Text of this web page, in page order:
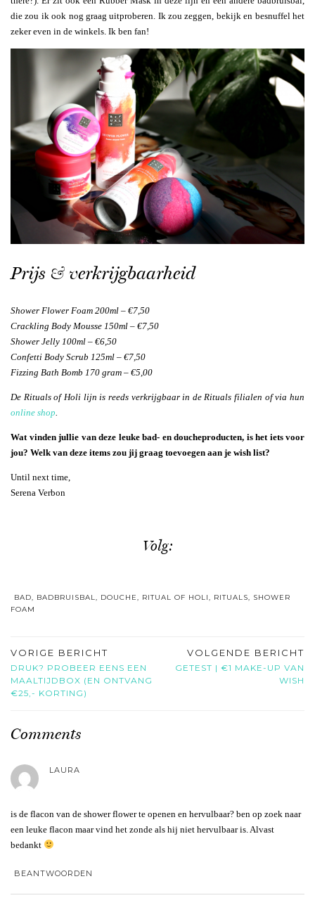
die zou ik ook nog graag uitproberen. Ik zou zeggen, bekijk en besnuffel het
zeker even in de winkels. Ik ben fan!
Prijs & verkrijgbaarheid
Shower Flower Foam 200ml – €7,50
Crackling Body Mousse 150ml – €7,50
Shower Jelly 100ml – €6,50
Confetti Body Scrub 125ml – €7,50
Fizzing Bath Bomb 170 gram – €5,00
De Rituals of Holi lijn is reeds verkrijgbaar in de Rituals filialen of via hun
online shop
Wat vinden jullie van deze leuke bad- en doucheproducten, is het iets voor
jou? Welk van deze items zou jij graag toevoegen aan je wish list?
Until next time,
Serena Verbon
Volg:
BAD BADBRUISBAL DOUCHE RITUAL OF HOLI RITUALS
SHOWER
FOAM
VORIGE BERICHT
DRUK? PROBEER EENS EEN
MAALTIJDBOX (EN ONTVANG
€25,- KORTING)
VOLGENDE BERICHT
GETEST | €1 MAKE-UP VAN
WISH
Comments
LAURA
is de flacon van de shower flower te openen en hervulbaar? ben op zoek naar
een leuke flacon maar vind het zonde als hij niet hervulbaar is. Alvast
bedankt
BEANTWOORDEN